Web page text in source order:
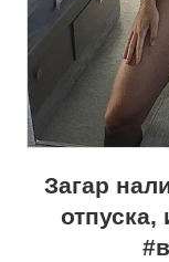
Загар
отпуска,